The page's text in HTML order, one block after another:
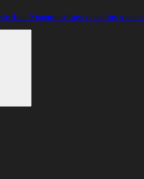
deine Kommentardaten verarbeitet werden.